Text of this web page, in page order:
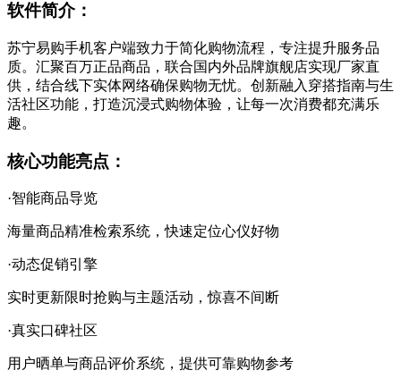
软件简介：
苏宁易购手机客户端致力于简化购物流程，专注提升服务品
质。汇聚百万正品商品，联合国内外品牌旗舰店实现厂家直
供，结合线下实体网络确保购物无忧。创新融入穿搭指南与生
活社区功能，打造沉浸式购物体验，让每一次消费都充满乐
趣。
核心功能亮点：
·智能商品导览
海量商品精准检索系统，快速定位心仪好物
·动态促销引擎
实时更新限时抢购与主题活动，惊喜不间断
·真实口碑社区
用户晒单与商品评价系统，提供可靠购物参考